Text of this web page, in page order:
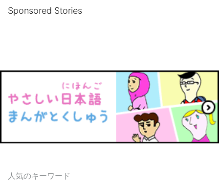
Sponsored Stories
人気のキーワード